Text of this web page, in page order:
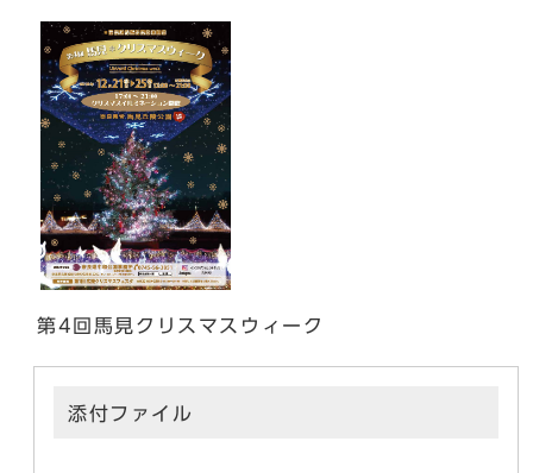
第4回馬見クリスマスウィーク
添付ファイル